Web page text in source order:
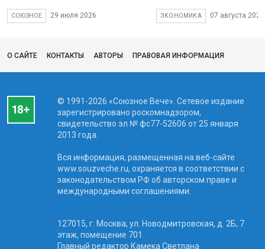
СОЮЗНОЕ 29 июля 2026 ЭКОНОМИКА 07 августа 2026
О САЙТЕ КОНТАКТЫ АВТОРЫ ПРАВОВАЯ ИНФОРМАЦИЯ
© 1991-2026 «Союзное Вече». Сетевое издание
зарегистрировано роскомнадзором,
свидетельство эл № фc77-52606 от 25 января
2013 года.
Вся информация, размещенная на веб-сайте
www.souzveche.ru, охраняется в соответствии с
законодательством РФ об авторском праве и
международными соглашениями.
127015, г. Москва, ул. Новодмитровская, д. 2Б, 7
этаж, помещение 701
Главный редактор Камека Светлана